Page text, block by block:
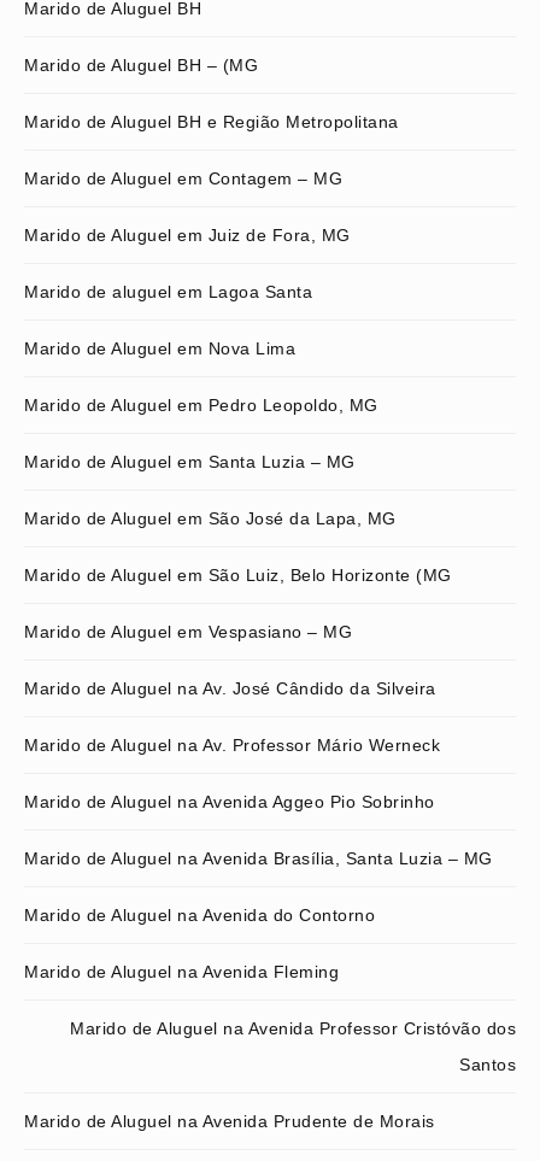
Marido de Aluguel BH
Marido de Aluguel BH – (MG
Marido de Aluguel BH e Região Metropolitana
Marido de Aluguel em Contagem – MG
Marido de Aluguel em Juiz de Fora, MG
Marido de aluguel em Lagoa Santa
Marido de Aluguel em Nova Lima
Marido de Aluguel em Pedro Leopoldo, MG
Marido de Aluguel em Santa Luzia – MG
Marido de Aluguel em São José da Lapa, MG
Marido de Aluguel em São Luiz, Belo Horizonte (MG
Marido de Aluguel em Vespasiano – MG
Marido de Aluguel na Av. José Cândido da Silveira
Marido de Aluguel na Av. Professor Mário Werneck
Marido de Aluguel na Avenida Aggeo Pio Sobrinho
Marido de Aluguel na Avenida Brasília, Santa Luzia – MG
Marido de Aluguel na Avenida do Contorno
Marido de Aluguel na Avenida Fleming
Marido de Aluguel na Avenida Professor Cristóvão dos
Santos
Marido de Aluguel na Avenida Prudente de Morais